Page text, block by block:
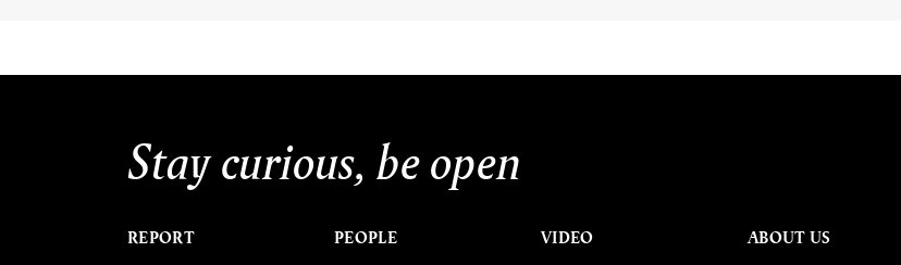
Stay curious, be open
REPORT PEOPLE VIDEO ABOUT US